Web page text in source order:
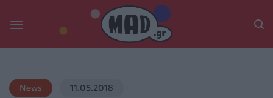
News 11.05.2018